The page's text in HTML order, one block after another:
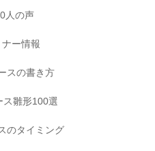
人の声
ー情報
スの書き方
ス雛形100選
のタイミング